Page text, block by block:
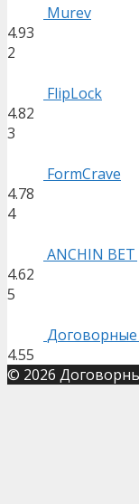
Murev
4.93
2
FlipLock
4.82
3
FormCrave
4.78
4
ANCHIN
4.62
5
4.55
© 2026